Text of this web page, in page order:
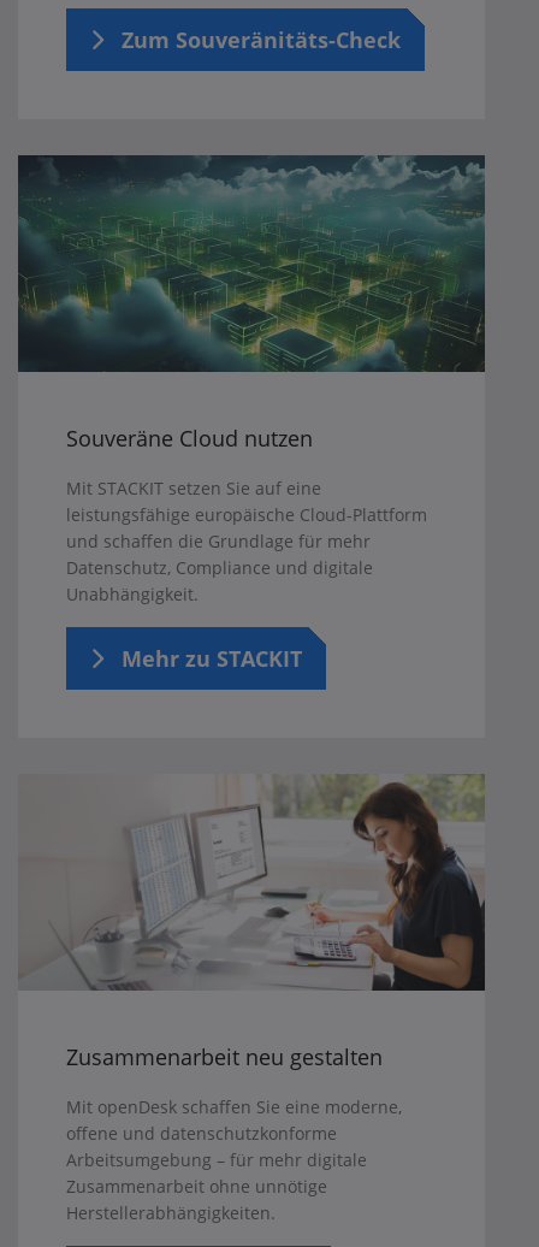
Zum Souveränitäts-Check
Souveräne Cloud nutzen
Mit STACKIT setzen Sie auf eine
leistungsfähige europäische Cloud-Plattform
und schaffen die Grundlage für mehr
Datenschutz, Compliance und digitale
Unabhängigkeit.
Mehr zu STACKIT
Zusammenarbeit neu gestalten
Mit openDesk schaffen Sie eine moderne,
offene und datenschutzkonforme
Arbeitsumgebung – für mehr digitale
Zusammenarbeit ohne unnötige
Herstellerabhängigkeiten.